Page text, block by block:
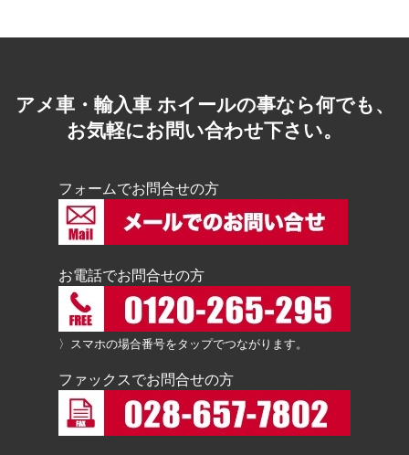
アメ車・輸入車 ホイールの事なら何でも、
お気軽にお問い合わせ下さい。
フォームでお問合せの方
お電話でお問合せの方
〉スマホの場合番号をタップでつながります。
ファックスでお問合せの方